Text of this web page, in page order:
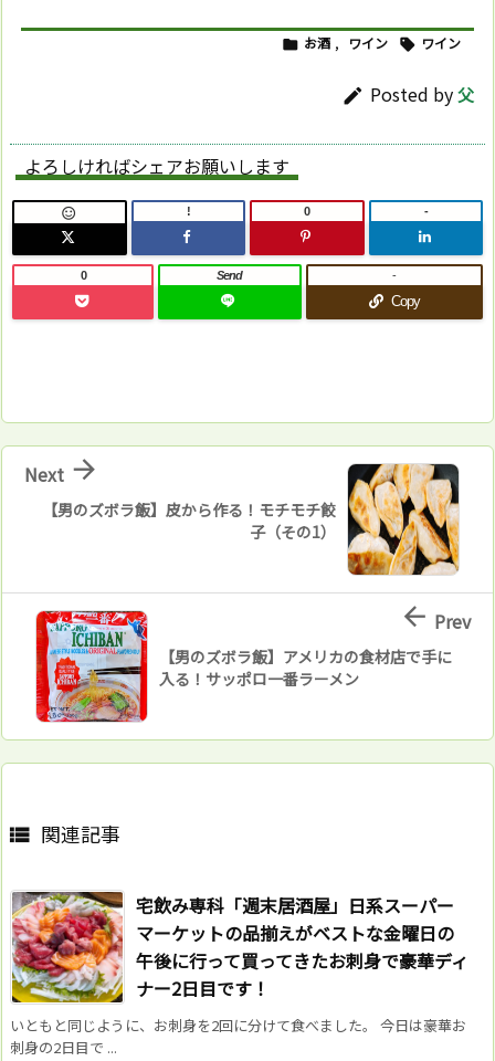
 お酒 , ワイン  ワイン
 Posted by父
よろしければシェアお願いします
 ! 0 -
0 Send
Copy
-
【男のズボラ飯】皮から作る！モチモチ餃
子（その1）

Next
【男のズボラ飯】アメリカの食材店で手に
入る！サッポロ一番ラーメン
 Prev
 関連記事
宅飲み専科「週末居酒屋」日系スーパー
マーケットの品揃えがベストな金曜日の
午後に行って買ってきたお刺身で豪華ディ
ナー2日目です！
いともと同じように、お刺身を2回に分けて食べました。 今日は豪華お
刺身の2日目で ...